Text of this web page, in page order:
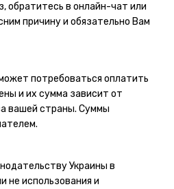
обратитесь в онлайн-чат или
причину и обязательно Вам
потребоваться оплатить
и их сумма зависит от
вашей страны. Суммы
Украины в
не использования и